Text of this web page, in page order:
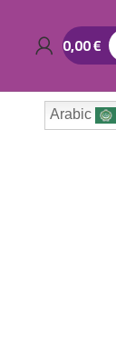
0,00€
Arabic